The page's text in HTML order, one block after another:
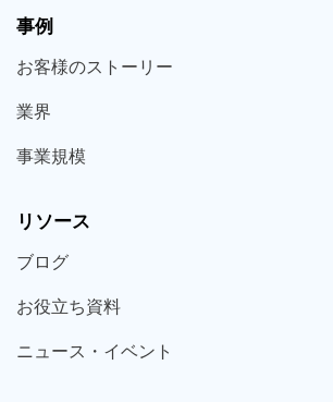
事例
お客様のストーリー
業界
事業規模
リソース
ブログ
お役立ち資料
ニュース・ イベント